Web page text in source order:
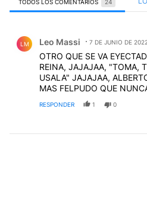
TODOS LOS COMENTARIOS 24
LM Leo Massi 7 DE JUNIO DE
OTRO QUE SE VA
REINA, JAJAJAA, "TOMA,
USALA" JAJAJAA,
MAS FELPUDO QUE
RESPONDER 1 0